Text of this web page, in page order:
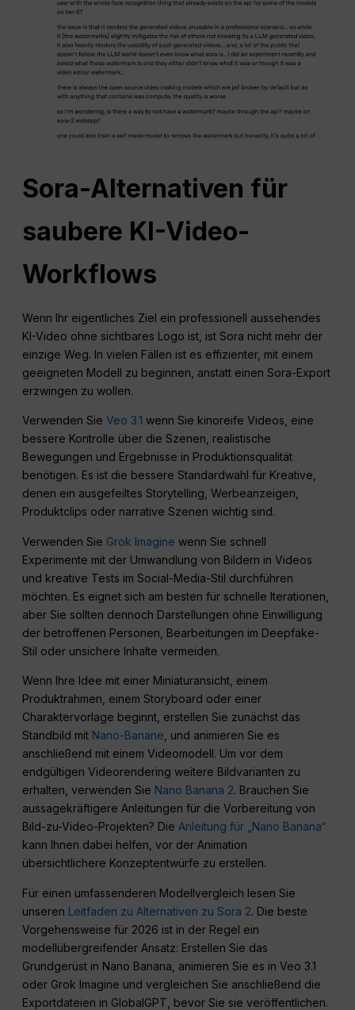
Sora-Alternativen für
saubere KI-Video-
Workflows
Wenn Ihr eigentliches Ziel ein professionell aussehendes
KI-Video ohne sichtbares Logo ist, ist Sora nicht mehr der
einzige Weg. In vielen Fällen ist es effizienter, mit einem
geeigneten Modell zu beginnen, anstatt einen Sora-Export
erzwingen zu wollen.
Verwenden SieVeo 3.1 wenn Sie kinoreife Videos, eine
bessere Kontrolle über die Szenen, realistische
Bewegungen und Ergebnisse in Produktionsqualität
benötigen. Es ist die bessere Standardwahl für Kreative,
denen ein ausgefeiltes Storytelling, Werbeanzeigen,
Produktclips oder narrative Szenen wichtig sind.
Verwenden Sie Grok Imagine wenn Sie schnell
Experimente mit der Umwandlung von Bildern in Videos
und kreative Tests im Social-Media-Stil durchführen
möchten. Es eignet sich am besten für schnelle Iterationen,
aber Sie sollten dennoch Darstellungen ohne Einwilligung
der betroffenen Personen, Bearbeitungen im Deepfake-
Stil oder unsichere Inhalte vermeiden.
Wenn Ihre Idee mit einer Miniaturansicht, einem
Produktrahmen, einem Storyboard oder einer
Charaktervorlage beginnt, erstellen Sie zunächst das
Standbild mit Nano-Banane , und animieren Sie es
anschließend mit einem Videomodell. Um vor dem
endgültigen Videorendering weitere Bildvarianten zu
erhalten, verwenden Sie Nano Banana 2. Brauchen Sie
aussagekräftigere Anleitungen für die Vorbereitung von
Bild-zu-Video-Projekten? DieAnleitung für „Nano Banana“
kann Ihnen dabei helfen, vor der Animation
übersichtlichere Konzeptentwürfe zu erstellen.
Für einen umfassenderen Modellvergleich lesen Sie
unseren Leitfaden zu Alternativen zu Sora 2. Die beste
Vorgehensweise für 2026 ist in der Regel ein
modellübergreifender Ansatz: Erstellen Sie das
Grundgerüst in Nano Banana, animieren Sie es in Veo 3.1
oder Grok Imagine und vergleichen Sie anschließend die
Exportdateien in GlobalGPT, bevor Sie sie veröffentlichen.